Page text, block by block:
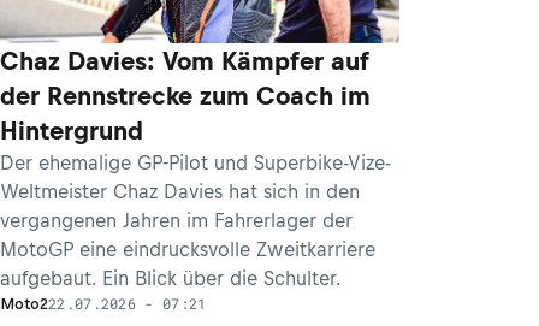
Chaz Davies: Vom Kämpfer auf
der Rennstrecke zum Coach im
Hintergrund
Der ehemalige GP-Pilot und Superbike-Vize-
Weltmeister Chaz Davies hat sich in den
vergangenen Jahren im Fahrerlager der
MotoGP eine eindrucksvolle Zweitkarriere
aufgebaut. Ein Blick über die Schulter.
Moto222.07.2026 - 07:21